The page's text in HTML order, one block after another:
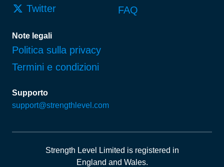
Twitter
FAQ
Note legali
Politica sulla privacy
Termini e condizioni
Supporto
support@strengthlevel.com
Strength Level Limited is registered in
England and Wales.